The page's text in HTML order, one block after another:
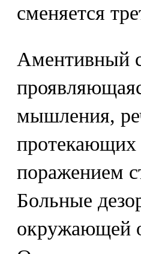
сменяется
Аментивный
мышления,
протекающих
поражением
Больные
окружающей